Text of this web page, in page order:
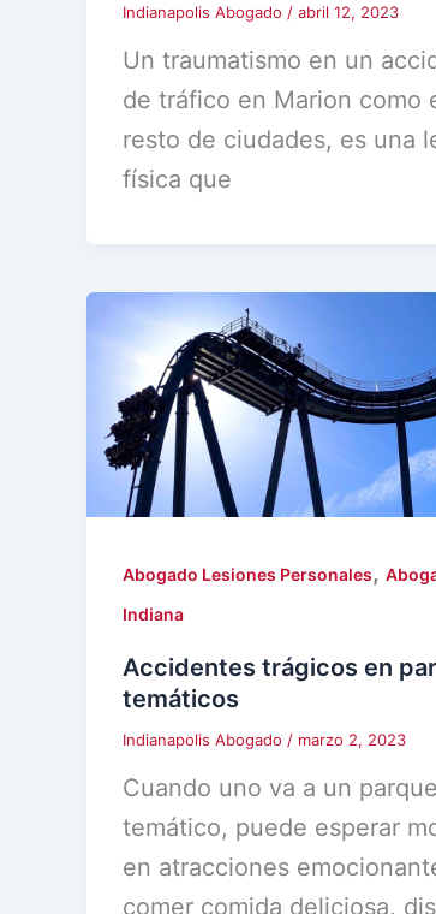
Indianapolis Abogado / abril 12, 2023
Un traumatismo en un
de tráfico en Marion como
resto de ciudades, es una
física que
Abogado Lesiones Personales,
Indiana
Accidentes trágicos en
temáticos
Indianapolis Abogado / marzo 2, 2023
Cuando uno va a un parque
temático, puede esperar
en atracciones
comer comida deliciosa,